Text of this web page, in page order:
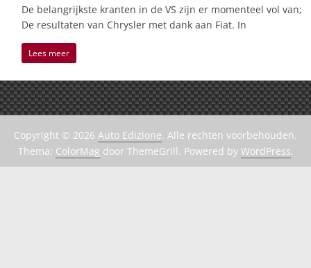
De belangrijkste kranten in de VS zijn er momenteel vol van;
De resultaten van Chrysler met dank aan Fiat. In
Lees meer
Copyright © 2026 Auto Edizione. Alle rechten voorbehouden.
Thema: ColorMag door ThemeGrill. Powered by WordPress.